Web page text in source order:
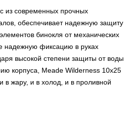
из современных прочных
обеспечивает надежную защиту
бинокля от механических
надежную фиксацию в руках
высокой степени защиты от воды
корпуса, Meade Wilderness 10x25
в жару, и в холод, и в проливной